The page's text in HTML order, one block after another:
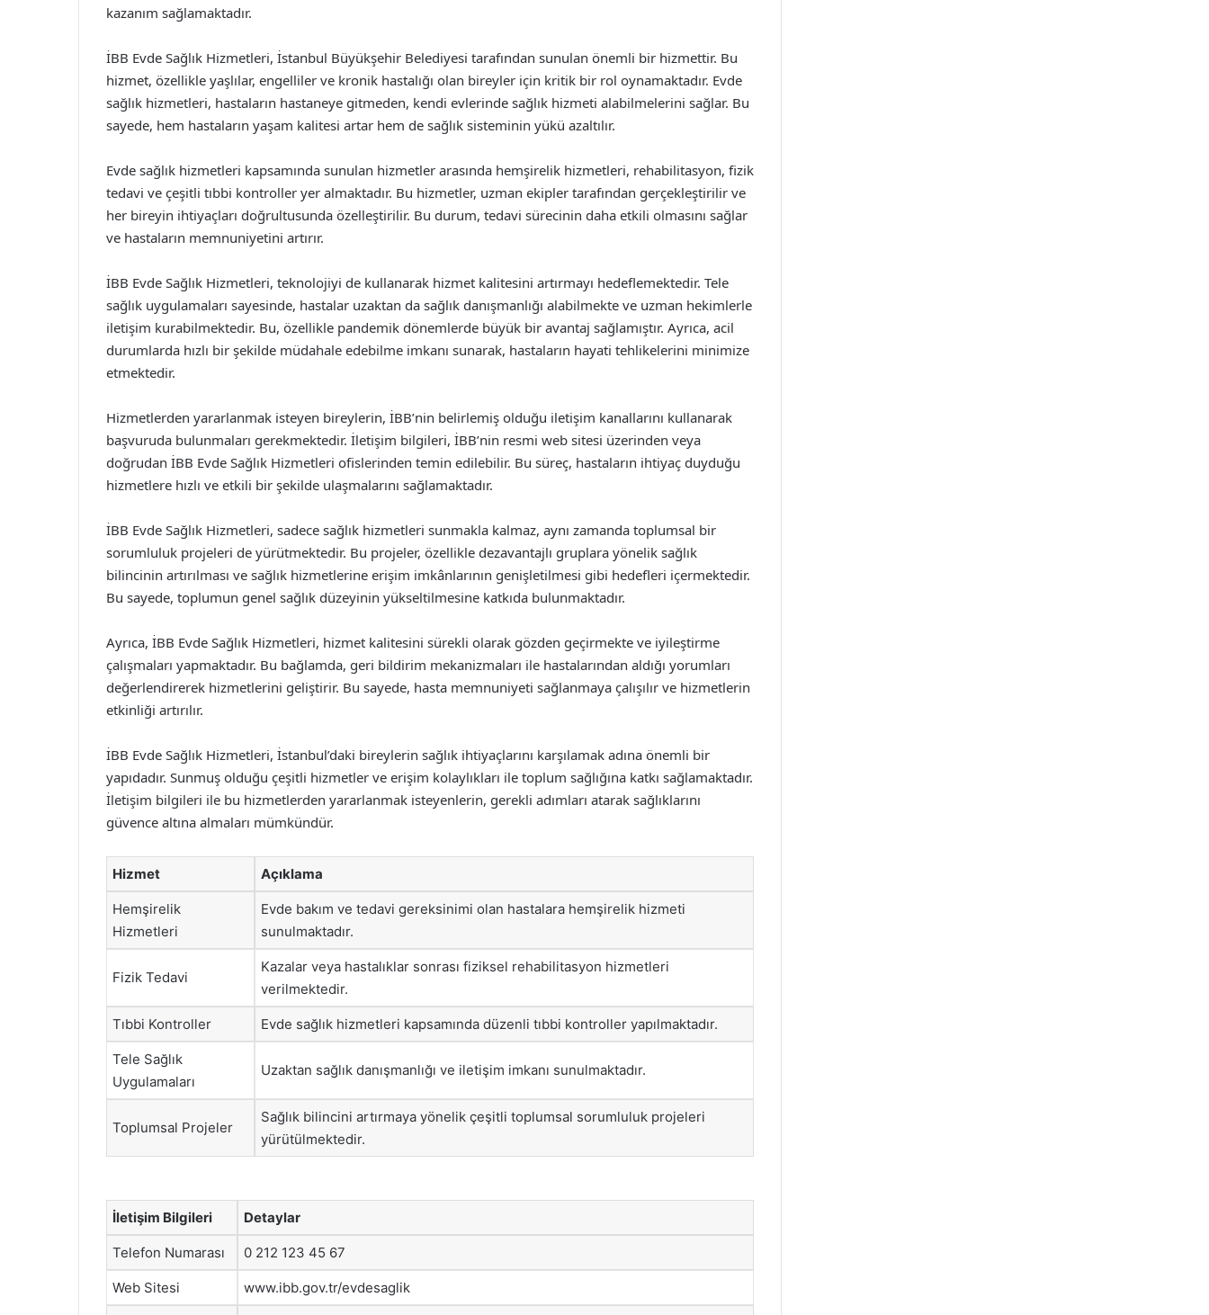
kazanım sağlamaktadır.
İBB Evde Sağlık Hizmetleri, İstanbul Büyükşehir Belediyesi tarafından sunulan önemli bir hizmettir. Bu
hizmet, özellikle yaşlılar, engelliler ve kronik hastalığı olan bireyler için kritik bir rol oynamaktadır. Evde
sağlık hizmetleri, hastaların hastaneye gitmeden, kendi evlerinde sağlık hizmeti alabilmelerini sağlar. Bu
sayede, hem hastaların yaşam kalitesi artar hem de sağlık sisteminin yükü azaltılır.
Evde sağlık hizmetleri kapsamında sunulan hizmetler arasında hemşirelik hizmetleri, rehabilitasyon, fizik
tedavi ve çeşitli tıbbi kontroller yer almaktadır. Bu hizmetler, uzman ekipler tarafından gerçekleştirilir ve
her bireyin ihtiyaçları doğrultusunda özelleştirilir. Bu durum, tedavi sürecinin daha etkili olmasını sağlar
ve hastaların memnuniyetini artırır.
İBB Evde Sağlık Hizmetleri, teknolojiyi de kullanarak hizmet kalitesini artırmayı hedeflemektedir. Tele
sağlık uygulamaları sayesinde, hastalar uzaktan da sağlık danışmanlığı alabilmekte ve uzman hekimlerle
iletişim kurabilmektedir. Bu, özellikle pandemik dönemlerde büyük bir avantaj sağlamıştır. Ayrıca, acil
durumlarda hızlı bir şekilde müdahale edebilme imkanı sunarak, hastaların hayati tehlikelerini minimize
etmektedir.
Hizmetlerden yararlanmak isteyen bireylerin, İBB’nin belirlemiş olduğu iletişim kanallarını kullanarak
başvuruda bulunmaları gerekmektedir. İletişim bilgileri, İBB’nin resmi web sitesi üzerinden veya
doğrudan İBB Evde Sağlık Hizmetleri ofislerinden temin edilebilir. Bu süreç, hastaların ihtiyaç duyduğu
hizmetlere hızlı ve etkili bir şekilde ulaşmalarını sağlamaktadır.
İBB Evde Sağlık Hizmetleri, sadece sağlık hizmetleri sunmakla kalmaz, aynı zamanda toplumsal bir
sorumluluk projeleri de yürütmektedir. Bu projeler, özellikle dezavantajlı gruplara yönelik sağlık
bilincinin artırılması ve sağlık hizmetlerine erişim imkânlarının genişletilmesi gibi hedefleri içermektedir.
Bu sayede, toplumun genel sağlık düzeyinin yükseltilmesine katkıda bulunmaktadır.
Ayrıca, İBB Evde Sağlık Hizmetleri, hizmet kalitesini sürekli olarak gözden geçirmekte ve iyileştirme
çalışmaları yapmaktadır. Bu bağlamda, geri bildirim mekanizmaları ile hastalarından aldığı yorumları
değerlendirerek hizmetlerini geliştirir. Bu sayede, hasta memnuniyeti sağlanmaya çalışılır ve hizmetlerin
etkinliği artırılır.
İBB Evde Sağlık Hizmetleri, İstanbul’daki bireylerin sağlık ihtiyaçlarını karşılamak adına önemli bir
yapıdadır. Sunmuş olduğu çeşitli hizmetler ve erişim kolaylıkları ile toplum sağlığına katkı sağlamaktadır.
İletişim bilgileri ile bu hizmetlerden yararlanmak isteyenlerin, gerekli adımları atarak sağlıklarını
güvence altına almaları mümkündür.
Hizmet Açıklama
Hemşirelik
Hizmetleri
Evde bakım ve tedavi gereksinimi olan hastalara hemşirelik hizmeti
sunulmaktadır.
Fizik Tedavi
Kazalar veya hastalıklar sonrası fiziksel rehabilitasyon hizmetleri
verilmektedir.
Tıbbi Kontroller Evde sağlık hizmetleri kapsamında düzenli tıbbi kontroller yapılmaktadır.
Tele Sağlık
Uygulamaları
Uzaktan sağlık danışmanlığı ve iletişim imkanı sunulmaktadır.
Toplumsal Projeler
Sağlık bilincini artırmaya yönelik çeşitli toplumsal sorumluluk projeleri
yürütülmektedir.
İletişim Bilgileri Detaylar
Telefon Numarası 0 212 123 45 67
Web Sitesi www.ibb.gov.tr/evdesaglik